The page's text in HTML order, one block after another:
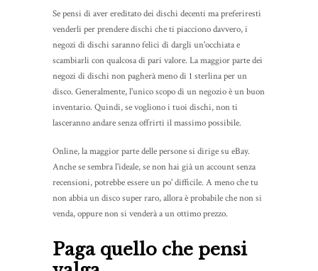
Se pensi di aver ereditato dei dischi decenti ma preferiresti
venderli per prendere dischi che ti piacciono davvero, i
negozi di dischi saranno felici di dargli un'occhiata e
scambiarli con qualcosa di pari valore. La maggior parte dei
negozi di dischi non pagherà meno di 1 sterlina per un
disco. Generalmente, l'unico scopo di un negozio è un buon
inventario. Quindi, se vogliono i tuoi dischi, non ti
lasceranno andare senza offrirti il massimo possibile.
Online, la maggior parte delle persone si dirige su eBay.
Anche se sembra l'ideale, se non hai già un account senza
recensioni, potrebbe essere un po' difficile. A meno che tu
non abbia un disco super raro, allora è probabile che non si
venda, oppure non si venderà a un ottimo prezzo.
Paga quello che pensi